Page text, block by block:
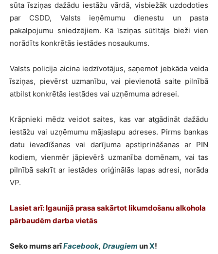
sūta īsziņas dažādu iestāžu vārdā, visbiežāk uzdodoties
par CSDD, Valsts ieņēmumu dienestu un pasta
pakalpojumu sniedzējiem. Kā īsziņas sūtītājs bieži vien
norādīts konkrētās iestādes nosaukums.
Valsts policija aicina iedzīvotājus, saņemot jebkāda veida
īsziņas, pievērst uzmanību, vai pievienotā saite pilnībā
atbilst konkrētās iestādes vai uzņēmuma adresei.
Krāpnieki mēdz veidot saites, kas var atgādināt dažādu
iestāžu vai uzņēmumu mājaslapu adreses. Pirms bankas
datu ievadīšanas vai darījuma apstiprināšanas ar PIN
kodiem, vienmēr jāpievērš uzmanība domēnam, vai tas
pilnībā sakrīt ar iestādes oriģinālās lapas adresi, norāda
VP.
Lasiet arī: Igaunijā prasa sakārtot likumdošanu alkohola
pārbaudēm darba vietās
Seko mums arīFacebook, Draugiem unX!